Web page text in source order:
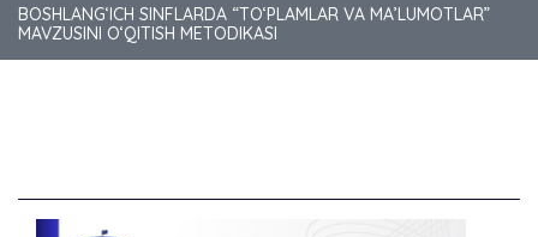
BOSHLANG‘ICH SINFLARDA “TO‘PLAMLAR VA MA’LUMOTLAR”
MAVZUSINI O‘QITISH METODIKASI